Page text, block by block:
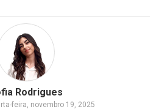
Rodrigues
feira, novembro 19, 2025